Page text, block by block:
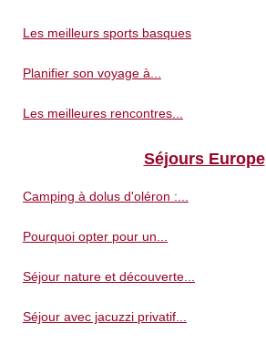
Les meilleurs sports basques
Planifier son voyage à...
Les meilleures rencontres...
Séjours Europe
Camping à dolus d'oléron :...
Pourquoi opter pour un...
Séjour nature et découverte...
Séjour avec jacuzzi privatif...